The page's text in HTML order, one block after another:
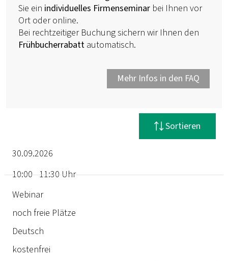
Filter zurücksetzen
Sie ein individuelles Firmenseminar bei Ihnen vor
Ort oder online.
Bei rechtzeitiger Buchung sichern wir Ihnen den
Frühbucherrabatt automatisch.
Mehr Infos in den FAQ
Sortieren
Termin
Dauer
Ort
30.09.2026
10:00 - 11:30 Uhr
Webinar
noch freie Plätze
Deutsch
kostenfrei